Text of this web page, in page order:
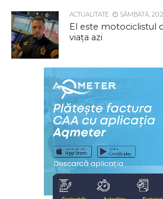
ACTUALITATE SÂMBĂTĂ,
El este motociclistul
viața azi